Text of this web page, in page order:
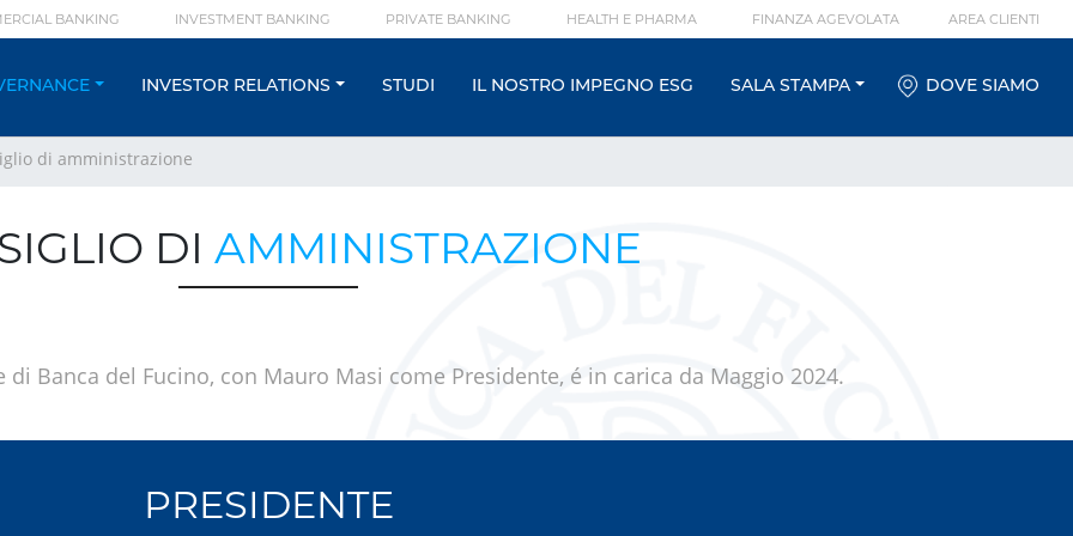
BANKING INVESTMENT BANKING PRIVATE BANKING HEALTH E PHARMA FINANZA AGEVOLATA AREA CLIENTI
INVESTOR RELATIONS STUDI IL NOSTRO IMPEGNO ESG SALA STAMPA DOVE SIAMO
di amministrazione
DI AMMINISTRAZIONE
Banca del Fucino, con Mauro Masi come Presidente, é in carica da Maggio 2024.
PRESIDENTE